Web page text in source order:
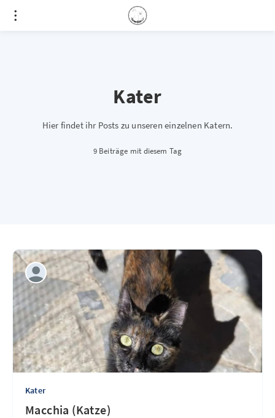
Kater
Hier findet ihr Posts zu unseren einzelnen Katern.
9 Beiträge mit diesem Tag
Kater
Macchia (Katze)